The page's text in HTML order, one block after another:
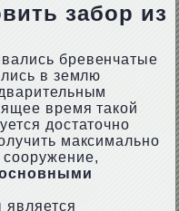
забор из
бревенчатые
в землю
время такой
достаточно
максимально
является